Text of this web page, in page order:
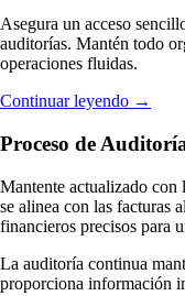
Asegura un acceso
auditorías. Mantén todo
operaciones fluidas.
Continuar leyendo →
Proceso de
Mantente actualizado con
se alinea con las facturas
financieros precisos para
La auditoría continua
proporciona información